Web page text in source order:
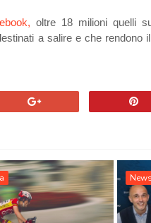
oltre 18 milioni quelli
a salire e che rendono
News